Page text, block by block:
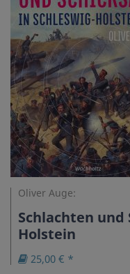
Oliver Auge:
Schlachten und
Holstein
25,00 € *